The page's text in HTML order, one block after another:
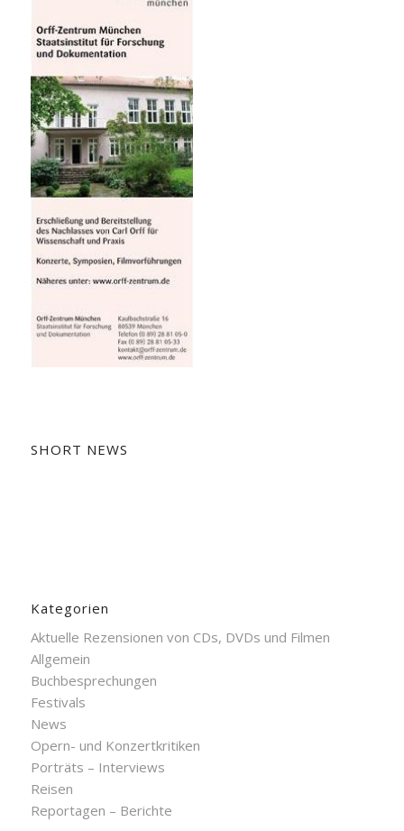
SHORT NEWS
Kategorien
Aktuelle Rezensionen von CDs, DVDs und Filmen
Allgemein
Buchbesprechungen
Festivals
News
Opern- und Konzertkritiken
Porträts – Interviews
Reisen
Reportagen – Berichte